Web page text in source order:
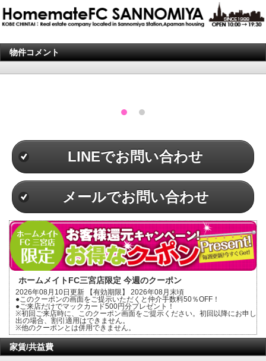
物件コメント
LINEでお問い合わせ
メールでお問い合わせ
ホームメイトFC三宮店限定 今週のクーポン
2026年08月10日更新 【有効期限】 2026年08月末頃
●このクーポンの画面をご提示いただくと仲介手数料50％OFF！
●ご来店だけでマックカード500円分プレゼント！
※初回ご来店時に、このクーポン画面をご提示ください。初回以降にお申し
出の場合、割引適用はできません。
※他のクーポンとは併用できません。
家賃/共益費